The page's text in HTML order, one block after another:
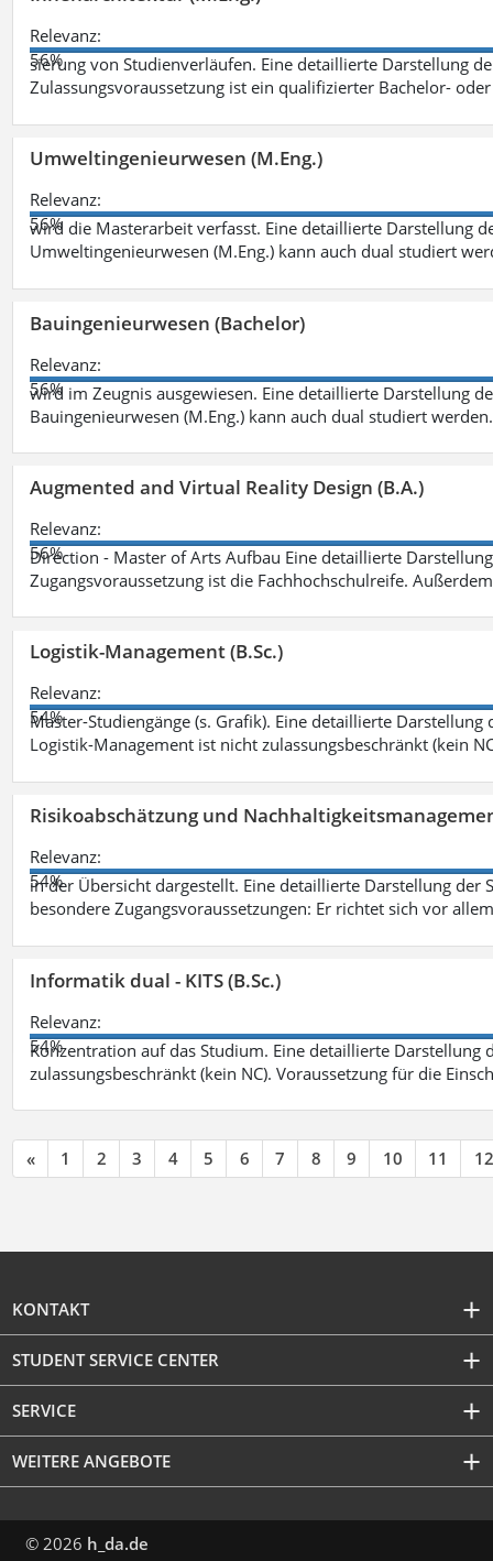
Relevanz:
56%
sierung von Studienverläufen. Eine detaillierte Darstellung
Zulassungsvoraussetzung ist ein qualifizierter Bachelor-
Umweltingenieurwesen (M.Eng.)
Relevanz:
56%
wird die Masterarbeit verfasst. Eine detaillierte Darstellung
Umweltingenieurwesen (M.Eng.) kann auch dual studiert
Bauingenieurwesen (Bachelor)
Relevanz:
56%
wird im Zeugnis ausgewiesen. Eine detaillierte Darstellung
Bauingenieurwesen (M.Eng.) kann auch dual studiert
Augmented and Virtual Reality Design (B.A.)
Relevanz:
56%
Direction - Master of Arts Aufbau Eine detaillierte
Zugangsvoraussetzung ist die Fachhochschulreife.
Logistik-Management (B.Sc.)
Relevanz:
54%
Master-Studiengänge (s. Grafik). Eine detaillierte
Logistik-Management ist nicht zulassungsbeschränkt (kein
Risikoabschätzung und
Relevanz:
54%
in der Übersicht dargestellt. Eine detaillierte Darstellung der
besondere Zugangsvoraussetzungen: Er richtet sich vor
Informatik dual - KITS (B.Sc.)
Relevanz:
54%
Konzentration auf das Studium. Eine detaillierte
zulassungsbeschränkt (kein NC). Voraussetzung für die
« 1 2 3 4 5 6 7 8 9 10 11 12
KONTAKT
STUDENT SERVICE CENTER
SERVICE
WEITERE ANGEBOTE
© 2026 h_da.de